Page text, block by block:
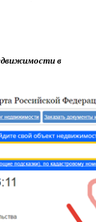
в